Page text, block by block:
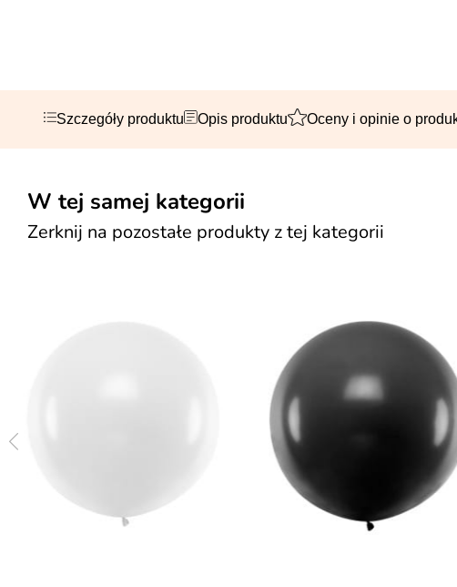
Szczegóły produktu Opis produktu Oceny i opinie o
W tej samej kategorii
Zerknij na pozostałe produkty z tej kategorii